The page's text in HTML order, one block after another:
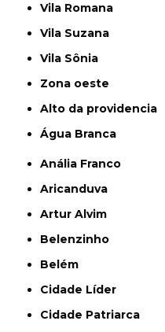
Vila Romana
Vila Suzana
Vila Sônia
Zona oeste
alto da providencia
Água Branca
Anália Franco
Aricanduva
Artur Alvim
Belenzinho
Belém
Cidade Líder
Cidade Patriarca